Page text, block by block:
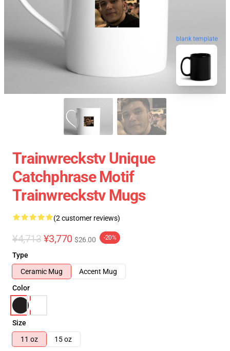
blank template
Trainwreckstv Unique
Catchphrase Motif
Trainwreckstv Mugs
(2 customer reviews)
¥4,713 ¥3,770 $26.00 -20%
Type
Ceramic Mug
Accent Mug
Color
Size
11 oz
15 oz